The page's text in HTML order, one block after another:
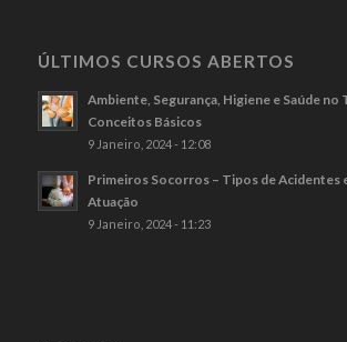
ÚLTIMOS CURSOS ABERTOS
Ambiente, Segurança, Higiene e Saúde no
Conceitos Básicos
9 Janeiro, 2024 - 12:08
Primeiros Socorros – Tipos de Acidentes
Atuação
9 Janeiro, 2024 - 11:23